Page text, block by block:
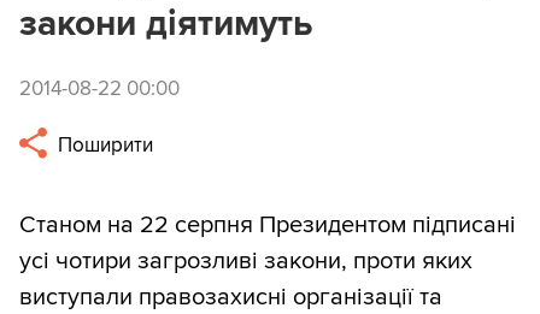
закони діятимуть
2014-08-22 00:00
Поширити
Станом на 22 серпня Президентом підписані
усі чотири загрозливі закони, проти яких
виступали правозахисні організації та